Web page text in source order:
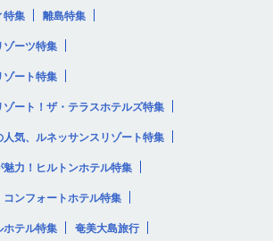
特集 離島特集
ゾーツ特集
ゾート特集
ート！ザ・テラスホテルズ特集
気、ルネッサンスリゾート特集
力！ヒルトンホテル特集
コンフォートホテル特集
ホテル特集 奄美大島旅行